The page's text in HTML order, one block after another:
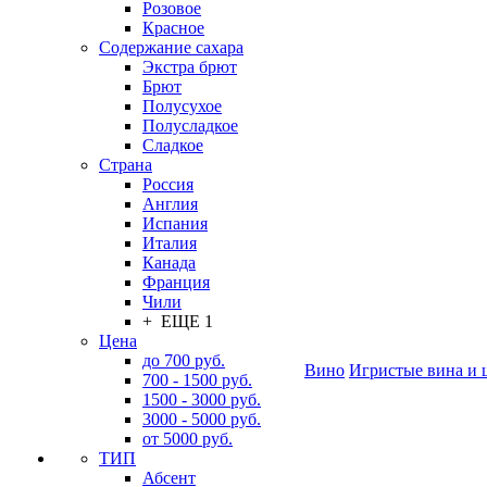
Розовое
Красное
Содержание сахара
Экстра брют
Брют
Полусухое
Полусладкое
Сладкое
Страна
Россия
Англия
Испания
Италия
Канада
Франция
Чили
+ ЕЩЕ 1
Цена
до 700 руб.
700 - 1500 руб.
1500 - 3000 руб.
3000 - 5000 руб.
от 5000 руб.
ТИП
Абсент
Вино Игристые вина и